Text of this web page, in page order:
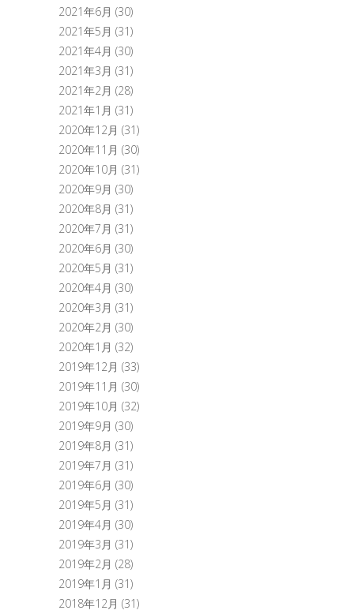
2021年6月 (30)
2021年5月 (31)
2021年4月 (30)
2021年3月 (31)
2021年2月 (28)
2021年1月 (31)
2020年12月 (31)
2020年11月 (30)
2020年10月 (31)
2020年9月 (30)
2020年8月 (31)
2020年7月 (31)
2020年6月 (30)
2020年5月 (31)
2020年4月 (30)
2020年3月 (31)
2020年2月 (30)
2020年1月 (32)
2019年12月 (33)
2019年11月 (30)
2019年10月 (32)
2019年9月 (30)
2019年8月 (31)
2019年7月 (31)
2019年6月 (30)
2019年5月 (31)
2019年4月 (30)
2019年3月 (31)
2019年2月 (28)
2019年1月 (31)
2018年12月 (31)